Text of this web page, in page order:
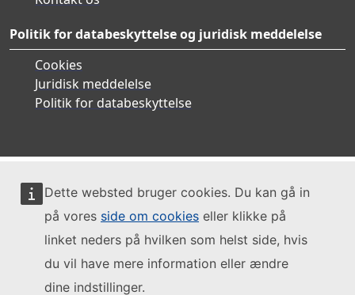
Dette websted bruger cookies. Du kan gå in
på vores side om cookies eller klikke på
linket neders på hvilken som helst side, hvis
du vil have mere information eller ændre
dine indstillinger.
Politik for databeskyttelse og juridisk meddelelse
Cookies
Juridisk meddelelse
Politik for databeskyttelse